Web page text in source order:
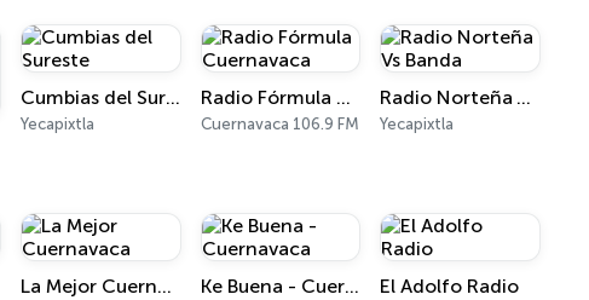
Cumbias del Sureste
Yecapixtla
Radio Fórmula Cuernavaca
Cuernavaca 106.9 FM
Radio Norteña Vs Banda
Yecapixtla
La Mejor Cuernavaca Ke Buena - Cuernavaca El Adolfo Radio